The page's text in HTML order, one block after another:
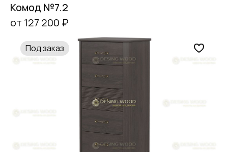
Комод №7.2
от 127 200 ₽
Под заказ